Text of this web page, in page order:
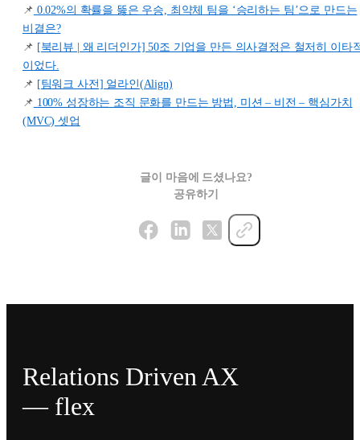
📌 0.02%의 확률을 뚫은 우승, 최약체 팀을 ‘승리하는 팀’으로 만드는
비결은?
📌 [북리뷰 | 왜 리더인가] 50조 기업을 만든 의사결정은 철저히 이타
이었다.
📌 [팀워크 사전] 얼라인(Align)
📌 100% 성장하는 조직 문화를 만드는 방법, 미션 – 비전 – 핵심가치
(MVC) 셋업
글이 마음에 드셨나요?
공유하기
Relations Driven AX
— flex